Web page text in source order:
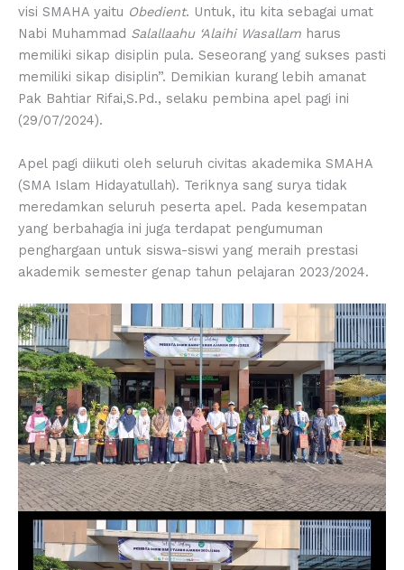
visi SMAHA yaitu Obedient. Untuk, itu kita sebagai umat
Nabi Muhammad Salallaahu ‘Alaihi Wasallam harus
memiliki sikap disiplin pula. Seseorang yang sukses pasti
memiliki sikap disiplin”. Demikian kurang lebih amanat
Pak Bahtiar Rifai,S.Pd., selaku pembina apel pagi ini
(29/07/2024).
Apel pagi diikuti oleh seluruh civitas akademika SMAHA
(SMA Islam Hidayatullah). Teriknya sang surya tidak
meredamkan seluruh peserta apel. Pada kesempatan
yang berbahagia ini juga terdapat pengumuman
penghargaan untuk siswa-siswi yang meraih prestasi
akademik semester genap tahun pelajaran 2023/2024.